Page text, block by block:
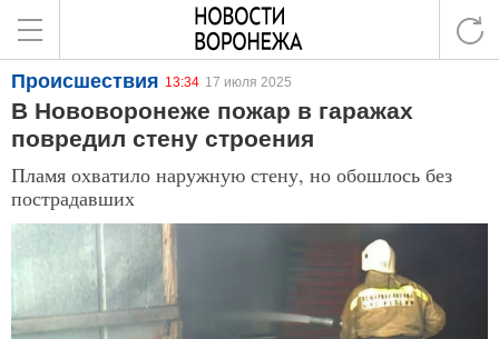
Происшествия 13:34 17 июля 2025
В Нововоронеже пожар в гаражах
повредил стену строения
Пламя охватило наружную стену, но обошлось без
пострадавших